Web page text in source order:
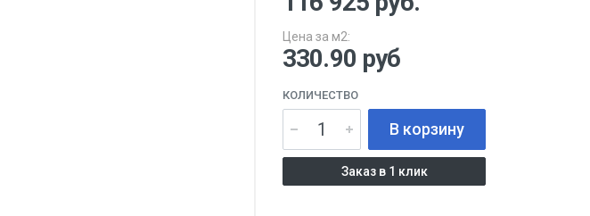
Цена за м2:
330.90 руб
КОЛИЧЕСТВО
В корзину
Заказ в 1 клик